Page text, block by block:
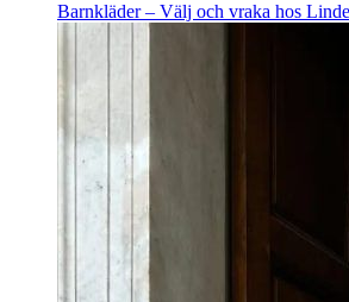
Barnkläder – Välj och vraka hos